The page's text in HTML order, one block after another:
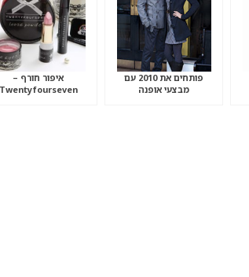
פותחים את 2010 עם
מבצעי אופנה
איפור חורף –